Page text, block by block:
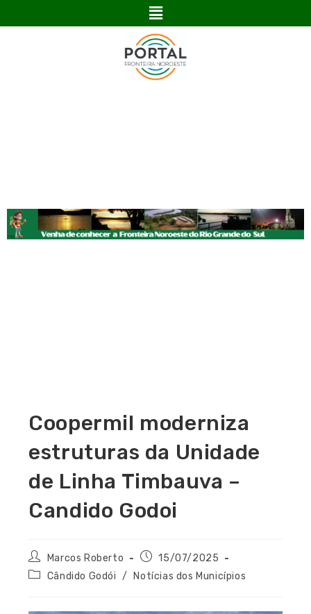
Coopermil moderniza
estruturas da Unidade
de Linha Timbauva –
Candido Godoi
Marcos Roberto
15/07/2025
Cândido Godói
/ Notícias dos Municípios